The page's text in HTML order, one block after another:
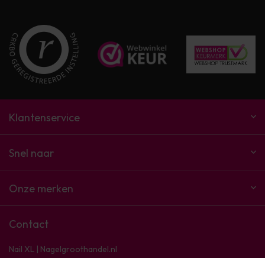
Klantenservice
Snel naar
Onze merken
Contact
Nail XL | Nagelgroothandel.nl